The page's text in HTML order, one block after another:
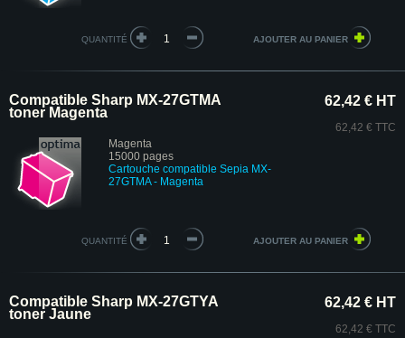
QUANTITÉ
Compatible Sharp MX-27GTMA
toner Magenta
Magenta
15000 pages
Cartouche compatible Sepia MX-
27GTMA - Magenta
62,42 € HT
62,42 € TTC
QUANTITÉ
Compatible Sharp MX-27GTYA
toner Jaune
62,42 € HT
62,42 € TTC